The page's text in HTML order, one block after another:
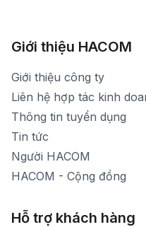
Xem bản đồ đường đi
Thời gian mở cửa: Từ 8h30-
Xem bản đồ đường đi
1900 1903 (máy lẻ 159) -
1900 1903 (máy lẻ 160)
[email protected]
Thời gian mở cửa: Từ 8h30-
Giới thiệu HACOM
Giới thiệu công ty
Liên hệ hợp tác kinh
Thông tin tuyển dụng
Tin tức
Người HACOM
HACOM - Cộng đồng
Hỗ trợ khách hàng